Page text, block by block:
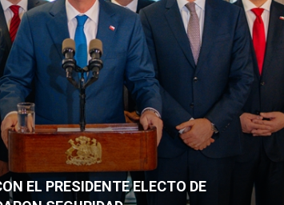
EL PRESIDENTE ELECTO DE